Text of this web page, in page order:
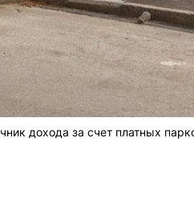
дохода за счет платных